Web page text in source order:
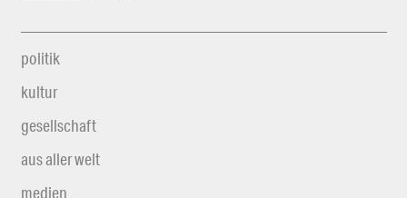
politik
kultur
gesellschaft
aus aller welt
medien